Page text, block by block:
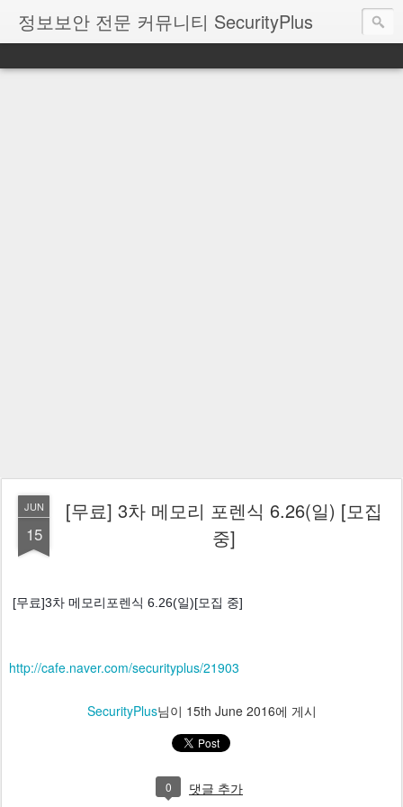
정보보안 전문 커뮤니티 SecurityPlus
JUN
15
[무료] 3차 메모리 포렌식 6.26(일) [모집
중]
[무료]3차 메모리포렌식 6.26(일)[모집 중]
http://cafe.naver.com/securityplus/21903
SecurityPlus님이 15th June 2016에 게시
0 댓글 추가